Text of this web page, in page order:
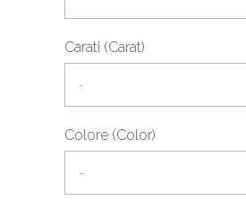
Carati (Carat)
Colore (Color)